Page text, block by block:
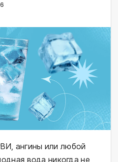
ангины или любой
вода никогда не